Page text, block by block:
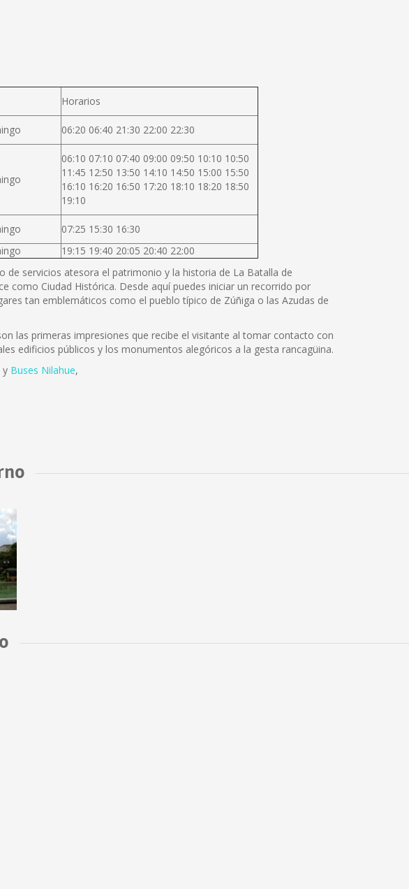
Horarios
06:20 06:40 21:30 22:00 22:30
06:10 07:10 07:40 09:00 09:50 10:10 10:50
11:45 12:50 13:50 14:10 14:50 15:00 15:50
16:10 16:20 16:50 17:20 18:10 18:20 18:50
19:10
07:25 15:30 16:30
19:15 19:40 20:05 20:40 22:00
de servicios atesora el patrimonio y la historia de La Batalla de
como Ciudad Histórica. Desde aquí puedes iniciar un recorrido por
tan emblemáticos como el pueblo típico de Zúñiga o las Azudas de
las primeras impresiones que recibe el visitante al tomar contacto con
edificios públicos y los monumentos alegóricos a la gesta rancagüina.
y Buses Nilahue,